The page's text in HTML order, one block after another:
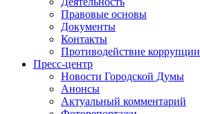
Правовые основы
Документы
Контакты
Противодействие коррупции
Пресс-центр
Новости Городской Думы
Анонсы
Актуальный комментарий